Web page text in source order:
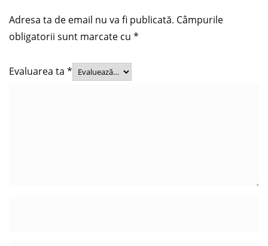
Adresa ta de email nu va fi publicată. Câmpurile
obligatorii sunt marcate cu *
Evaluarea ta *